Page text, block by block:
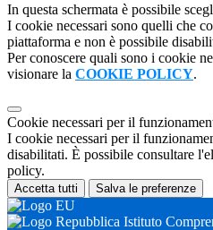
In questa schermata è possibile
I cookie necessari sono quelli che
piattaforma e non è possibile
Per conoscere quali sono i cookie
visionare la COOKIE POLICY.
Cookie necessari per il
I cookie necessari per il
disabilitati. È possibile consultare
policy.
Accetta tutti Salva le preferenze
Istituto